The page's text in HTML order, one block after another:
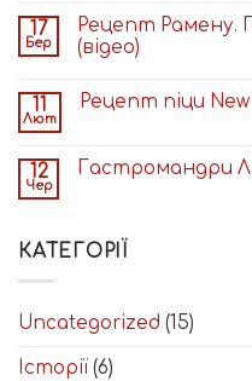
17
Бер
Рецепт Рамену.
(відео)
11
Лют
Рецепт піци
12
Чер
Гастромандри
КАТЕГОРІЇ
Uncategorized (15)
Історії (6)